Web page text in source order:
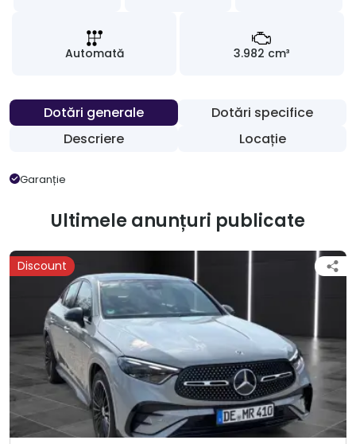
Automată 3.982 cm³
Dotări generale
Dotări specifice
Descriere
Locație
Garanție
Ultimele anunțuri publicate
Discount